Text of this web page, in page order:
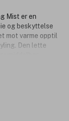
Mist er en
og beskyttelse
mot varme opptil
Den lette
og